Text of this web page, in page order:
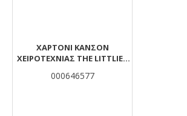
ΧΑΡΤΌΝΙ ΚΑΝΣΌΝ
ΧΕΙΡΟΤΕΧΝΊΑΣ THE LITTLIES
000646577